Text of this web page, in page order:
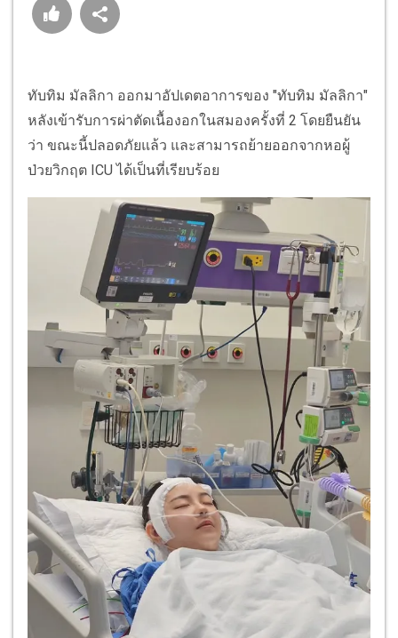
ทับทิม มัลลิกา ออกมาอัปเดตอาการของ "ทับทิม มัลลิกา"
หลังเข้ารับการผ่าตัดเนื้องอกในสมองครั้งที่ 2 โดยยืนยัน
ว่า ขณะนี้ปลอดภัยแล้ว และสามารถย้ายออกจากหอผู้
ป่วยวิกฤต ICU ได้เป็นที่เรียบร้อย